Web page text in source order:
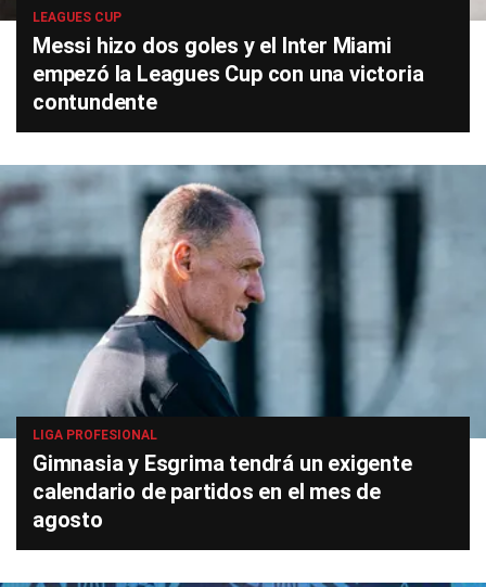
LEAGUES CUP
Messi hizo dos goles y el Inter Miami
empezó la Leagues Cup con una victoria
contundente
LIGA PROFESIONAL
Gimnasia y Esgrima tendrá un exigente
calendario de partidos en el mes de
agosto